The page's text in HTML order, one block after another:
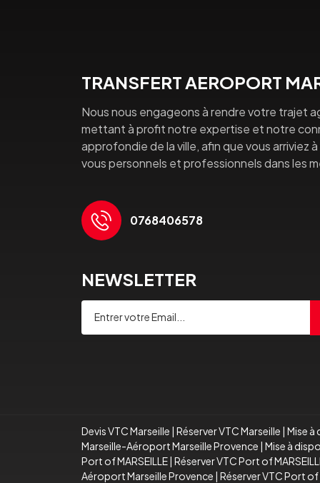
TRANSFERT AEROPORT
Nous nous engageons à rendre votre trajet
mettant à profit notre expertise et notre
approfondie de la ville, afin que vous arriviez
vous personnels et professionnels dans les
0768406578
NEWSLETTER
Devis VTC Marseille | Réserver VTC Marseille | Mise à
Marseille-Aéroport Marseille Provence | Mise à
Port of MARSEILLE| Réserver VTC Port of
Aéroport Marseille Provence | Réserver VTC Port